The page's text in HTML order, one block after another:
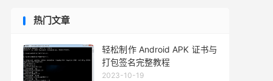
热门文章
轻松制作 Android APK 证书与
打包签名完整教程
2023-10-19